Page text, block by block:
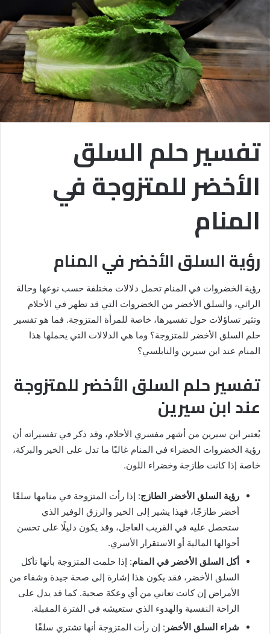
تفسير حلم السلق
الأخضر للمتزوجة في
المنام
رؤية السلق الأخضر في المنام
رؤية الخضروات في المنام تحمل دلالات مختلفة حسب نوعها وحالة
الرائي، والسلق الأخضر من الخضروات التي قد تظهر في الأحلام
وتثير تساؤلات حول تفسيرها، خاصة للمرأة المتزوجة. فما هو تفسير
حلم السلق الأخضر للمتزوجة؟ وما هي الدلالات التي يحملها هذا
المنام عند ابن سيرين والنابلسي؟
تفسير حلم السلق الأخضر للمتزوجة
عند ابن سيرين
يُعتبر ابن سيرين من أشهر مفسري الأحلام، وقد ذكر في تفسيراته أن
رؤية الخضروات الخضراء في المنام غالبًا ما تدل على الخير والبركة،
خاصة إذا كانت طازجة وخضراء اللون.
رؤية السلق الأخضر الطازج: إذا رأت المتزوجة في منامها سلقًا
أخضر طازجًا، فهذا يشير إلى الخير والرزق الوفير الذي
ستحصل عليه في القريب العاجل، وقد يكون دليلًا على تحسن
أحوالها المالية أو الاستقرار الأسري.
أكل السلق الأخضر في المنام: إذا حلمت المتزوجة بأنها تأكل
السلق الأخضر، فقد يكون هذا إشارة إلى صحة جيدة وشفاء من
الأمراض إن كانت تعاني من أي وعكة صحية. كما قد يدل على
الراحة النفسية والهدوء الذي ستعيشه في الفترة المقبلة.
شراء السلق الأخضر : إن رأت المتزوجة أنها تشتري سلقًا